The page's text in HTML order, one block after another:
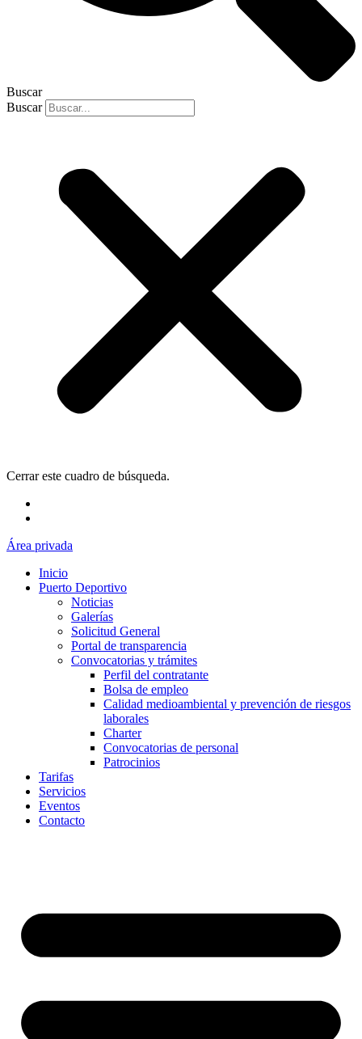
Buscar
Buscar
Cerrar este cuadro de búsqueda.
Área privada
Inicio
Puerto Deportivo
Noticias
Galerías
Solicitud General
Portal de transparencia
Convocatorias y trámites
Perfil del contratante
Bolsa de empleo
Calidad medioambiental y prevención de riesgos
laborales
Charter
Convocatorias de personal
Patrocinios
Tarifas
Servicios
Eventos
Contacto